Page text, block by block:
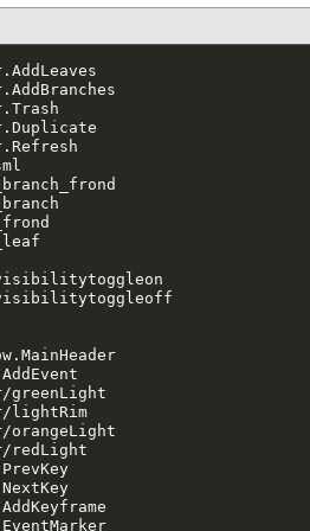
greenLight
lightRim
orangeLight
redLight